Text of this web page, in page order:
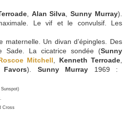
, Alan Silva ,Sunny Murray).
Le vif et le convulsif. Les
maternelle. Un divan d’épingles. Des
Sade. La cicatrice sondée (Sunny
Mitchell Kenneth Terroade
Favors). Sunny Murray 1969 :
Cross